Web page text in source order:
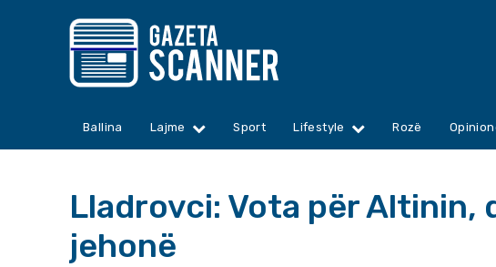
Ballina Lajme Sport Lifestyle Rozë
Lladrovci: Vota për Altinin,
jehonë